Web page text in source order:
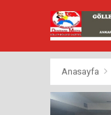
Anasayfa